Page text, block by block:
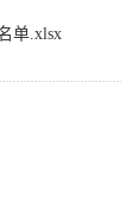
单.xlsx